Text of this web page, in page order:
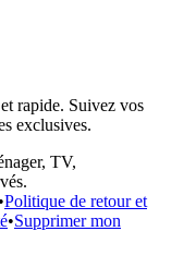
rapide. Suivez vos
exclusives.
TV,
•Politique de retour et
•Supprimer mon